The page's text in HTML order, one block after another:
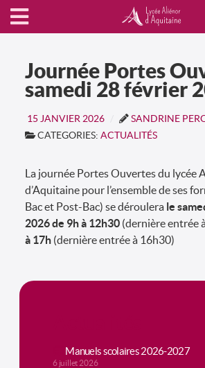
Journée Portes
samedi 28 février
15 JANVIER 2026
SANDRINE
CATEGORIES: ACTUALITÉS
La journée Portes Ouvertes du lycée
d’Aquitaine pour l’ensemble de ses
Bac et Post-Bac) se déroulera le
2026de 9h à 12h30 (dernière entrée
à 17h (dernière entrée à 16h30)
Manuels scolaires 2026-2027
6 juillet 2026